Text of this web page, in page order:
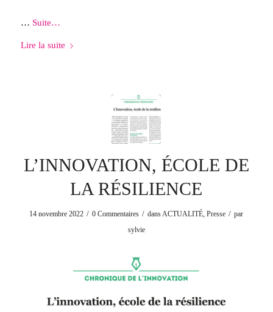
… Suite…
Lire la suite
L’INNOVATION, ÉCOLE DE
LA RÉSILIENCE
14 novembre 2022 / 0 Commentaires / dansACTUALITÉ,Presse / par
sylvie